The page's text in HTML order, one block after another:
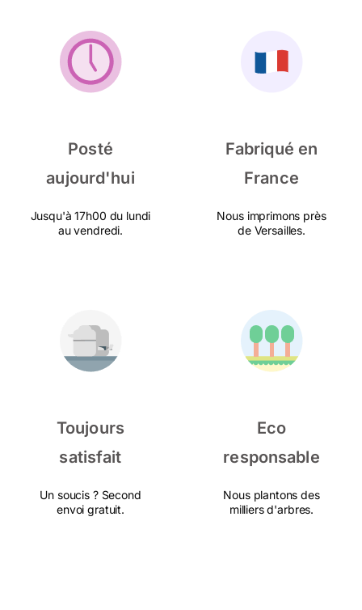
Posté
aujourd'hui
Jusqu'à 17h00 du lundi
au vendredi.
Fabriqué en
France
Nous imprimons près
de Versailles.
Toujours
satisfait
Un soucis ? Second
envoi gratuit.
Eco
responsable
Nous plantons des
milliers d'arbres.